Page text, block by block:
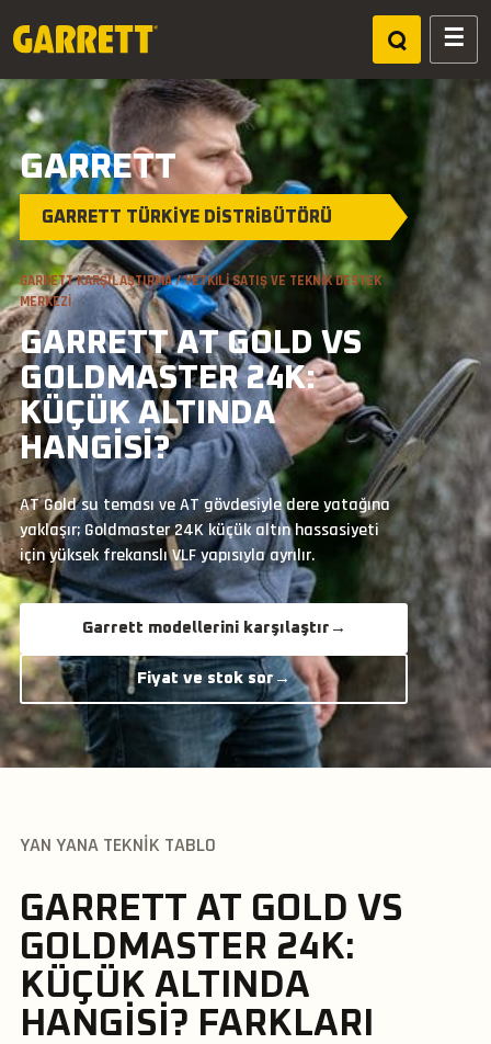
Vortex VX9 ACE Apex
AT Pro AT Max
Axiom Pro Pointer
GARRETT
GARRETT TÜRKİYE DİSTRİBÜTÖRÜ
GARRETT KARŞILAŞTIRMA / YETKILI SATIŞ VE TEKNIK DESTEK
MERKEZI
GARRETT AT GOLD VS
GOLDMASTER 24K:
KÜÇÜK ALTINDA
HANGISI?
AT Gold su teması ve AT gövdesiyle dere yatağına
yaklaşır; Goldmaster 24K küçük altın hassasiyeti
için yüksek frekanslı VLF yapısıyla ayrılır.
Garrett modellerini karşılaştır →
Fiyat ve stok sor →
YAN YANA TEKNIK TABLO
GARRETT AT GOLD VS
GOLDMASTER 24K:
KÜÇÜK ALTINDA
HANGISI? FARKLARI